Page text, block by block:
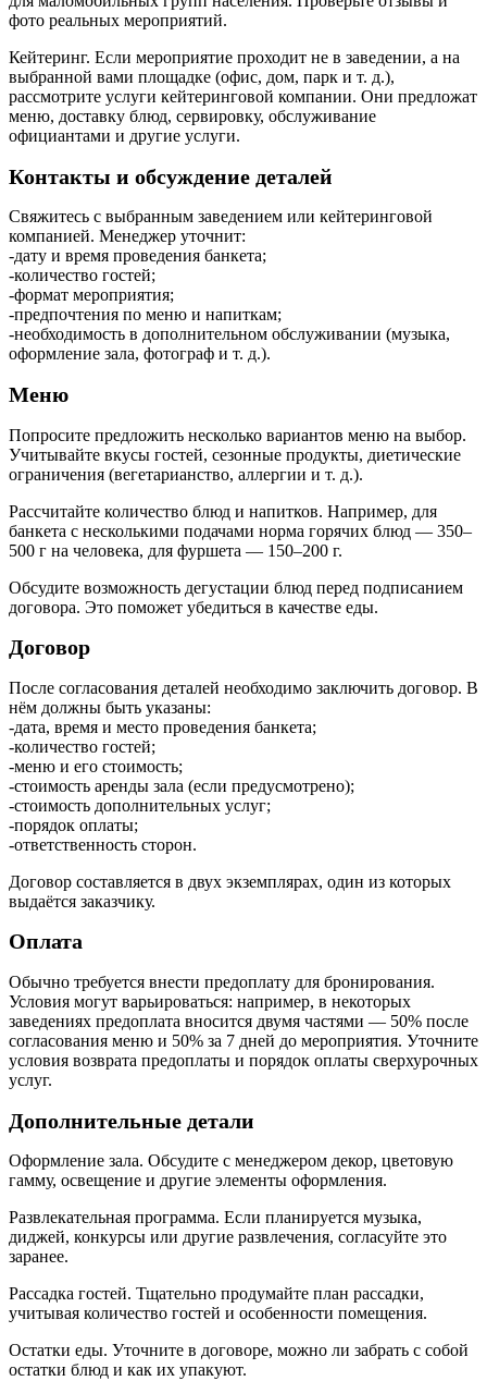
фото реальных мероприятий.
Кейтеринг. Если мероприятие проходит не в заведении, а на
выбранной вами площадке (офис, дом, парк и т. д.),
рассмотрите услуги кейтеринговой компании. Они предложат
меню, доставку блюд, сервировку, обслуживание
официантами и другие услуги.
Контакты и обсуждение деталей
Свяжитесь с выбранным заведением или кейтеринговой
компанией. Менеджер уточнит:
-дату и время проведения банкета;
-количество гостей;
-формат мероприятия;
-предпочтения по меню и напиткам;
-необходимость в дополнительном обслуживании (музыка,
оформление зала, фотограф и т. д.).
Меню
Попросите предложить несколько вариантов меню на выбор.
Учитывайте вкусы гостей, сезонные продукты, диетические
ограничения (вегетарианство, аллергии и т. д.).
Рассчитайте количество блюд и напитков. Например, для
банкета с несколькими подачами норма горячих блюд — 350–
500 г на человека, для фуршета — 150–200 г.
Обсудите возможность дегустации блюд перед подписанием
договора. Это поможет убедиться в качестве еды.
Договор
После согласования деталей необходимо заключить договор. В
нём должны быть указаны:
-дата, время и место проведения банкета;
-количество гостей;
-меню и его стоимость;
-стоимость аренды зала (если предусмотрено);
-стоимость дополнительных услуг;
-порядок оплаты;
-ответственность сторон.
Договор составляется в двух экземплярах, один из которых
выдаётся заказчику.
Оплата
Обычно требуется внести предоплату для бронирования.
Условия могут варьироваться: например, в некоторых
заведениях предоплата вносится двумя частями — 50% после
согласования меню и 50% за 7 дней до мероприятия. Уточните
условия возврата предоплаты и порядок оплаты сверхурочных
услуг.
Дополнительные детали
Оформление зала. Обсудите с менеджером декор, цветовую
гамму, освещение и другие элементы оформления.
Развлекательная программа. Если планируется музыка,
диджей, конкурсы или другие развлечения, согласуйте это
заранее.
Рассадка гостей. Тщательно продумайте план рассадки,
учитывая количество гостей и особенности помещения.
Остатки еды. Уточните в договоре, можно ли забрать с собой
остатки блюд и как их упакуют.